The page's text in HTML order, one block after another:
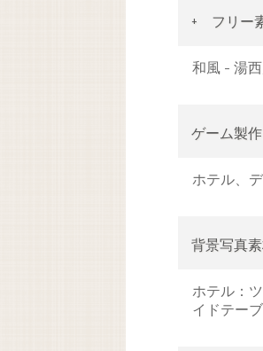
+ フリー
和風 - 湯
ゲーム製
ホテル、
背景写真
ホテル：
イドテーブ